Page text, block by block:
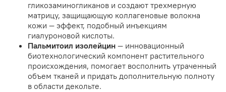
гликозаминогликанов и создают трехмерную
матрицу, защищающую коллагеновые волокна
кожи — эффект, подобный инъекциям
гиалуроновой кислоты.
Пальмитоил изолейцин — инновационный
биотехнологический компонент растительного
происхождения, помогает восполнить утраченный
объем тканей и придать дополнительную полноту
в области декольте.